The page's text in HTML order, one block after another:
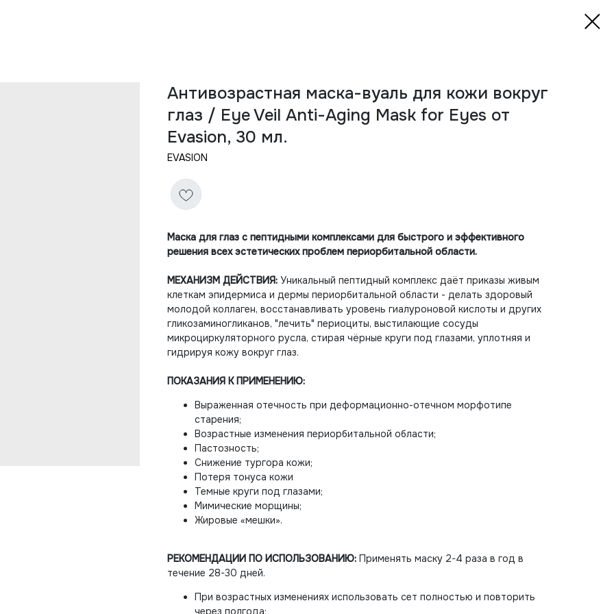
Антивозрастная маска-вуаль для кожи вокруг
глаз / Eye Veil Anti-Aging Mask for Eyes от
Evasion, 30 мл.
EVASION
Маска для глаз с пептидными комплексами для быстрого и эффективного
решения всех эстетических проблем периорбитальной области.
МЕХАНИЗМ ДЕЙСТВИЯ: Уникальный пептидный комплекс даёт приказы живым
клеткам эпидермиса и дермы периорбитальной области - делать здоровый
молодой коллаген, восстанавливать уровень гиалуроновой кислоты и других
гликозаминогликанов, "лечить" периоциты, выстилающие сосуды
микроциркуляторного русла, стирая чёрные круги под глазами, уплотняя и
гидрируя кожу вокруг глаз.
ПОКАЗАНИЯ К ПРИМЕНЕНИЮ:
Выраженная отечность при деформационно-отечном морфотипе
старения;
Возрастные изменения периорбитальной области;
Пастозность;
Снижение тургора кожи;
Потеря тонуса кожи
Темные круги под глазами;
Мимические морщины;
Жировые «мешки».
РЕКОМЕНДАЦИИ ПО ИСПОЛЬЗОВАНИЮ: Применять маску 2-4 раза в год в
течение 28-30 дней.
При возрастных изменениях использовать сет полностью и повторить
через полгода;